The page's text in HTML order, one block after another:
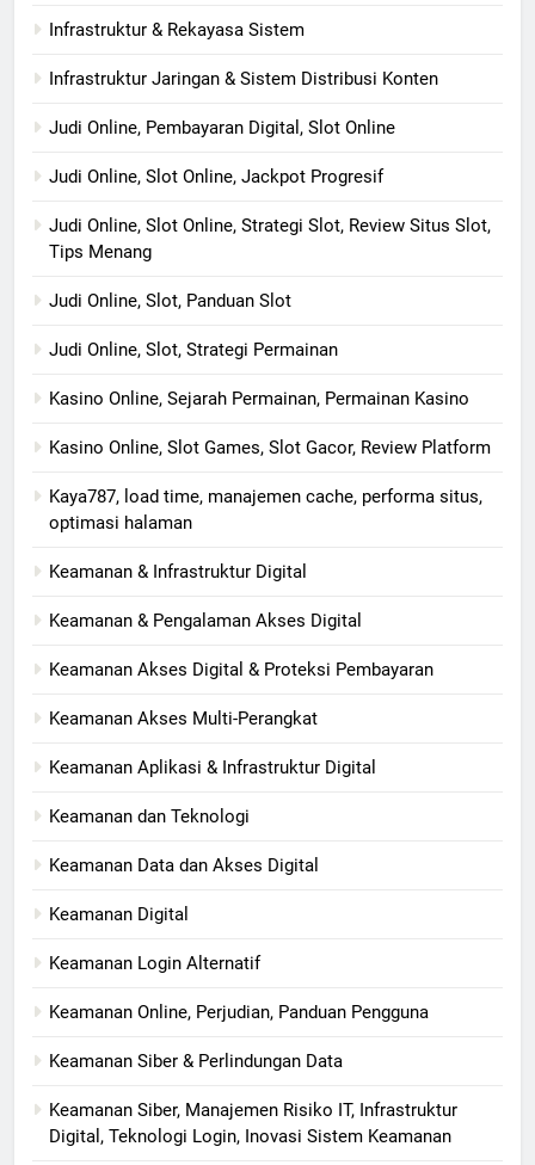
Infrastruktur & Rekayasa Sistem
Infrastruktur Jaringan & Sistem Distribusi Konten
Judi Online, Pembayaran Digital, Slot Online
Judi Online, Slot Online, Jackpot Progresif
Judi Online, Slot Online, Strategi Slot, Review Situs Slot,
Tips Menang
Judi Online, Slot, Panduan Slot
Judi Online, Slot, Strategi Permainan
Kasino Online, Sejarah Permainan, Permainan Kasino
Kasino Online, Slot Games, Slot Gacor, Review Platform
Kaya787, load time, manajemen cache, performa situs,
optimasi halaman
Keamanan & Infrastruktur Digital
Keamanan & Pengalaman Akses Digital
Keamanan Akses Digital & Proteksi Pembayaran
Keamanan Akses Multi-Perangkat
Keamanan Aplikasi & Infrastruktur Digital
Keamanan dan Teknologi
Keamanan Data dan Akses Digital
Keamanan Digital
Keamanan Login Alternatif
Keamanan Online, Perjudian, Panduan Pengguna
Keamanan Siber & Perlindungan Data
Keamanan Siber, Manajemen Risiko IT, Infrastruktur
Digital, Teknologi Login, Inovasi Sistem Keamanan